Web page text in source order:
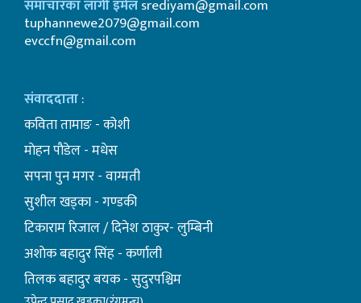
समाचारका लागी इमेलsrediyam@gmail.com
tuphannewe2079@gmail.com
evccfn@gmail.com
संवाददाता:
कविता तामाङ - कोशी
माेहन पाैडेल - मधेस
सपना पुन मगर - वाग्मती
सुशील खड्का - गण्डकी
टिकाराम रिजाल / दिनेश ठाकुर- लुम्बिनी
अशाेक बहादुर सिंह - कर्णाली
तिलक बहादुर बयक - सुदुरपश्चिम